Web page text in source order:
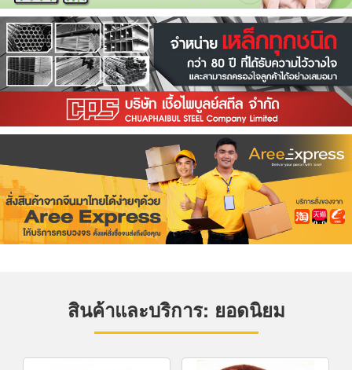
สินค้าและบริการ: ยอดนิยม